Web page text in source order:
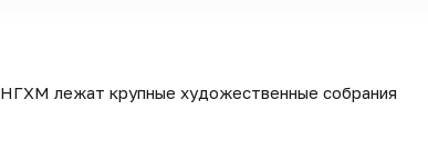
НГХМ лежат крупные художественные собрания